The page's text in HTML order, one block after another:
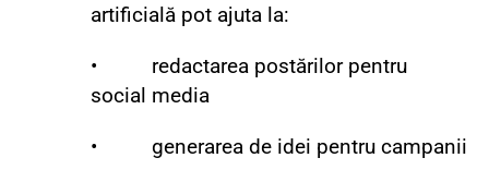
artificială pot ajuta la:
• redactarea postărilor pentru
social media
• generarea de idei pentru campanii